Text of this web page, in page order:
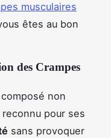
musculaires
êtes au bon
des Crampes
non
pour ses
sans provoquer